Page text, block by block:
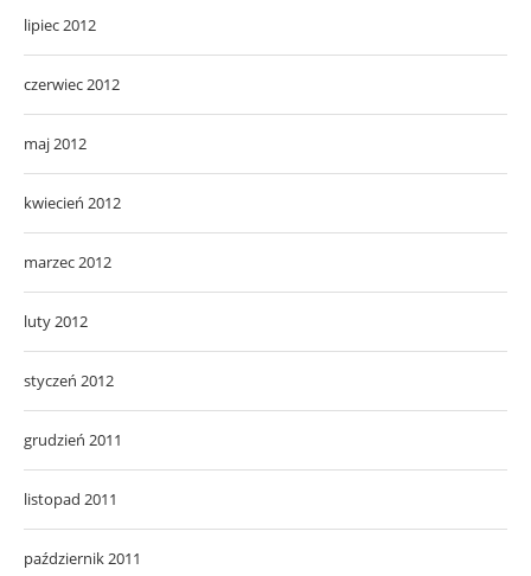
lipiec 2012
czerwiec 2012
maj 2012
kwiecień 2012
marzec 2012
luty 2012
styczeń 2012
grudzień 2011
listopad 2011
październik 2011